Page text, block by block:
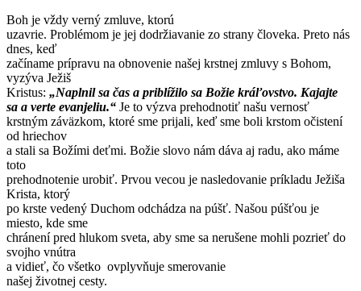
Boh je vždy verný zmluve, ktorú
uzavrie. Problémom je jej dodržiavanie zo strany človeka. Preto nás
dnes, keď
začíname prípravu na obnovenie našej krstnej zmluvy s Bohom,
vyzýva Ježiš
Kristus: „Naplnil sa čas a priblížilo sa Božie kráľovstvo. Kajajte
sa a verte evanjeliu.“ Je to výzva prehodnotiť našu vernosť
krstným záväzkom, ktoré sme prijali, keď sme boli krstom očistení
od hriechov
a stali sa Božími deťmi. Božie slovo nám dáva aj radu, ako máme
toto
prehodnotenie urobiť. Prvou vecou je nasledovanie príkladu Ježiša
Krista, ktorý
po krste vedený Duchom odchádza na púšť. Našou púšťou je
miesto, kde sme
chránení pred hlukom sveta, aby sme sa nerušene mohli pozrieť do
svojho vnútra
a vidieť, čo všetko ovplyvňuje smerovanie
našej životnej cesty.